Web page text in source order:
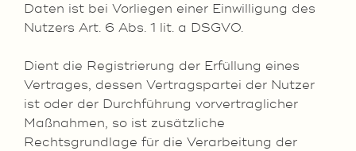
Daten ist bei Vorliegen einer Einwilligung des
Nutzers Art. 6 Abs. 1 lit. a DSGVO.
Dient die Registrierung der Erfüllung eines
Vertrages, dessen Vertragspartei der Nutzer
ist oder der Durchführung vorvertraglicher
Maßnahmen, so ist zusätzliche
Rechtsgrundlage für die Verarbeitung der